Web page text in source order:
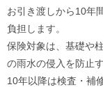
お引き渡しから10年
負担します。
保険対象は、基礎や
の雨水の侵入を防止
10年以降は検査・補